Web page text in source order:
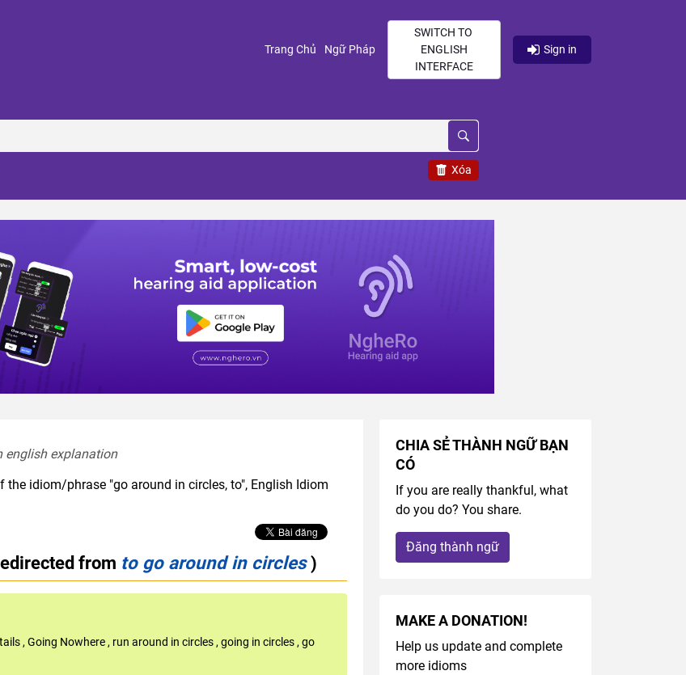
Trang Chủ (current)
Ngữ Pháp(current)
SWITCH TO
ENGLISH
INTERFACE
Sign in
Xóa
english explanation
idiom/phrase "go around in circles, to", English Idiom
from to go around in circles)
, Going Nowhere , run around in circles , going in circles , go
CHIA SẺ THÀNH NGỮ BẠN
CÓ
If you are really thankful, what
do you do? You share.
Đăng thành ngữ
MAKE A DONATION!
Help us update and complete
more idioms